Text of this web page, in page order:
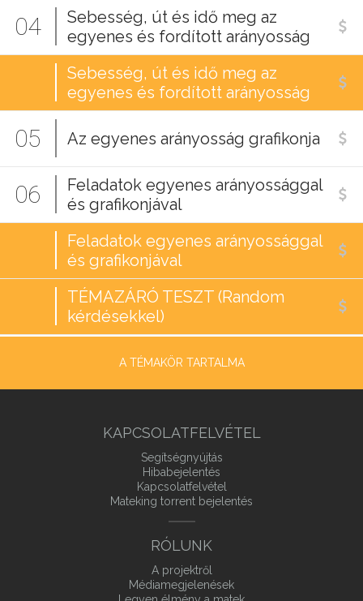
04
Sebesség, út és idő meg az
egyenes és fordított arányosság
Sebesség, út és idő meg az
egyenes és fordított arányosság
05 Az egyenes arányosság grafikonja
06
Feladatok egyenes arányossággal
és grafikonjával
Feladatok egyenes arányossággal
és grafikonjával
TÉMAZÁRÓ TESZT (Random
kérdésekkel)
A TÉMAKÖR TARTALMA
KAPCSOLATFELVÉTEL
Segítségnyújtás
Hibabejelentés
Kapcsolatfelvétel
Mateking torrent bejelentés
RÓLUNK
A projektről
Médiamegjelenések